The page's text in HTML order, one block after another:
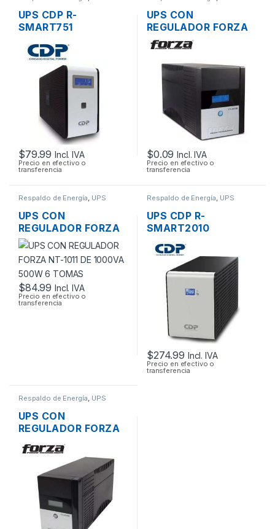
UPS CDP R-
SMART751
REGULADOR 750VA
350W 10 TOMAS
CON PANTALLA LCD
$79.99 Incl. IVA
Precio en efectivo o
transferencia
UPS CON
REGULADOR FORZA
FX-2200LCD DE
2200VA 2.2KVA
1200W 8 TOMAS
120V
$0.09 Incl. IVA
Precio en efectivo o
transferencia
Respaldo de Energía, UPS
UPS CON
REGULADOR FORZA
NT-1011 DE 1000VA
500W 6 TOMAS
$84.99 Incl. IVA
Precio en efectivo o
transferencia
Respaldo de Energía, UPS
UPS CDP R-
SMART2010
INTERACTIVO CON
REGULADOR 2000VA
1200W 10 TOMAS
CON LCD
$274.99 Incl. IVA
Precio en efectivo o
transferencia
Respaldo de Energía, UPS
UPS CON
REGULADOR FORZA
1500VA 1.5KVA
840W 8 TOMAS
120V